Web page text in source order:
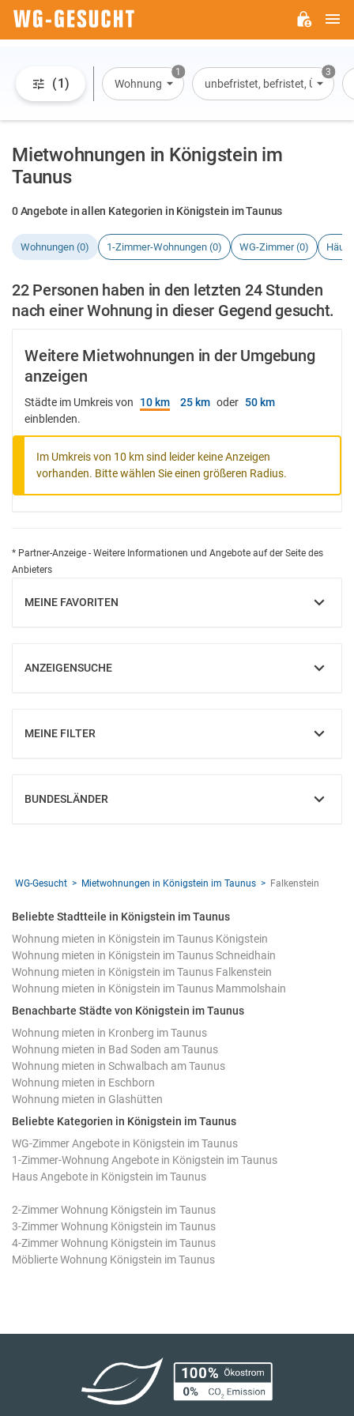
(1)
1
Wohnung
3
unbefristet, befristet,
Mietwohnungen in Königstein im
Taunus
0 Angebote in allen Kategorien in Königstein im Taunus
Wohnungen (0) 1-Zimmer-Wohnungen (0) WG-Zimmer (0)
22 Personen haben in den letzten 24 Stunden
nach einer Wohnung in dieser Gegend gesucht.
Weitere Mietwohnungen in der Umgebung
anzeigen
Städte im Umkreis von 10 km 25 km oder 50 km
einblenden.
Im Umkreis von 10 km sind leider keine Anzeigen
vorhanden. Bitte wählen Sie einen größeren Radius.
* Partner-Anzeige - Weitere Informationen und Angebote auf der Seite des
Anbieters
MEINE FAVORITEN
EINBLENDEN
ANZEIGENSUCHE
EINBLENDEN
MEINE FILTER
EINBLENDEN
BUNDESLÄNDER
EINBLENDEN
WG-Gesucht Mietwohnungen in Königstein im Taunus Falkenstein
Beliebte Stadtteile in Königstein im Taunus
Wohnung mieten in Königstein im Taunus Königstein
Wohnung mieten in Königstein im Taunus Schneidhain
Wohnung mieten in Königstein im Taunus Falkenstein
Wohnung mieten in Königstein im Taunus Mammolshain
Benachbarte Städte von Königstein im Taunus
Wohnung mieten in Kronberg im Taunus
Wohnung mieten in Bad Soden am Taunus
Wohnung mieten in Schwalbach am Taunus
Wohnung mieten in Eschborn
Wohnung mieten in Glashütten
Beliebte Kategorien in Königstein im Taunus
WG-Zimmer Angebote in Königstein im Taunus
1-Zimmer-Wohnung Angebote in Königstein im Taunus
Haus Angebote in Königstein im Taunus
2-Zimmer Wohnung Königstein im Taunus
3-Zimmer Wohnung Königstein im Taunus
4-Zimmer Wohnung Königstein im Taunus
Möblierte Wohnung Königstein im Taunus